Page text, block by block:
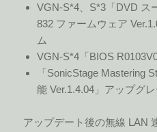
VGN-S*4、S*3「DVD ス
832 ファームウェア
ム
VGN-S*4「BIOS
「SonicStage Mastering
能 Ver.1.4.04」アップグ
アップデート後の無線 LAN